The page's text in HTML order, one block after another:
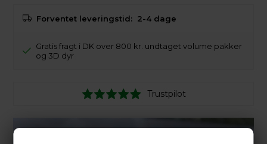
Forventet leveringstid: 2-4 dage
Gratis fragt i DK over 800 kr. undtaget volume pakker
og 3D dyr
Trustpilot